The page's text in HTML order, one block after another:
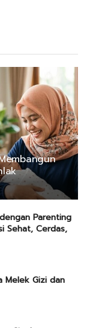
Parenting
Sehat, Cerdas,
Melek Gizi dan